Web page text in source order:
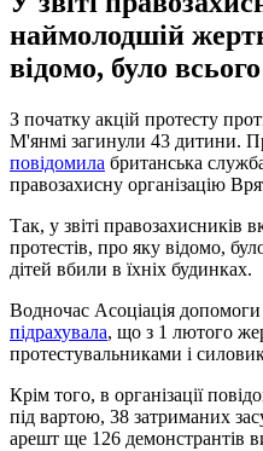
наймолодшій
відомо, було
З початку акцій протесту
М'янмі загинули 43 дитини.
повідомила британська
правозахисну організацію
Так, у звіті правозахисників
протестів, про яку відомо,
дітей вбили в їхніх будинках.
Водночас Асоціація
підрахувала, що з 1 лютого
протестувальниками і
Крім того, в організації
під вартою, 38 затриманих
арешт ще 126 демонстрантів